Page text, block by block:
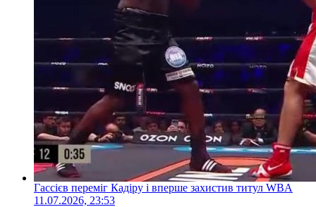
Гассієв переміг Кадіру і вперше захистив титул WBA
11.07.2026, 23:53